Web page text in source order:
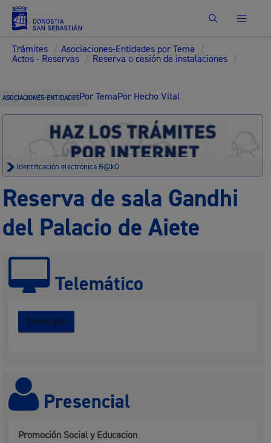
Buscar
Trámites / Asociaciones-Entidades por Tema /
Actos - Reservas / Reserva o cesión de instalaciones /
ASOCIACIONES-ENTIDADESPor TemaPor Hecho Vital
Identificación electrónica B@kQ
Reserva de sala Gandhi
del Palacio de Aiete
Telemático
Comenzar
Presencial
Promoción Social y Educacion